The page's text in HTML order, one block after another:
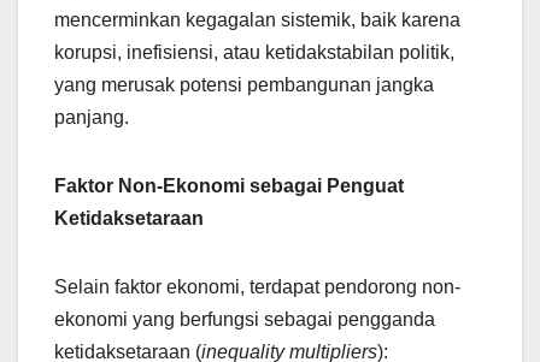
mencerminkan kegagalan sistemik, baik karena
korupsi, inefisiensi, atau ketidakstabilan politik,
yang merusak potensi pembangunan jangka
panjang.
Faktor Non-Ekonomi sebagai Penguat
Ketidaksetaraan
Selain faktor ekonomi, terdapat pendorong non-
ekonomi yang berfungsi sebagai pengganda
ketidaksetaraan (inequality multipliers):